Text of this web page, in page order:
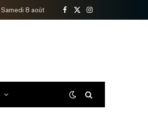
Samedi 8 août
Facebook
X
Instagram